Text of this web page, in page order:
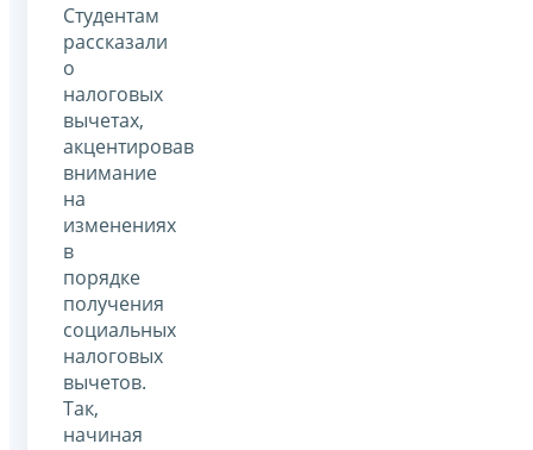
Студентам
рассказали
о
налоговых
вычетах,
акцентировав
внимание
на
изменениях
в
порядке
получения
социальных
налоговых
вычетов.
Так,
начиная